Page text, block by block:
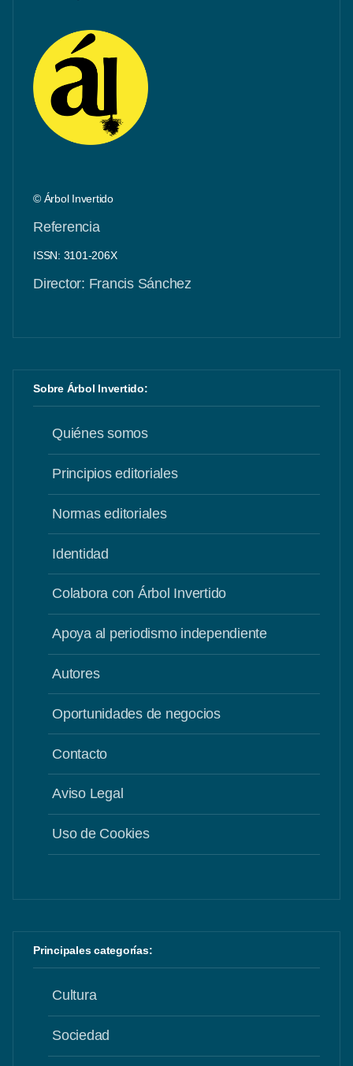
© Árbol Invertido
Referencia
ISSN: 3101-206X
Director: Francis Sánchez
Sobre Árbol Invertido:
Quiénes somos
Principios editoriales
Normas editoriales
Identidad
Colabora con Árbol Invertido
Apoya al periodismo independiente
Autores
Oportunidades de negocios
Contacto
Aviso Legal
Uso de Cookies
Principales categorías:
Cultura
Sociedad